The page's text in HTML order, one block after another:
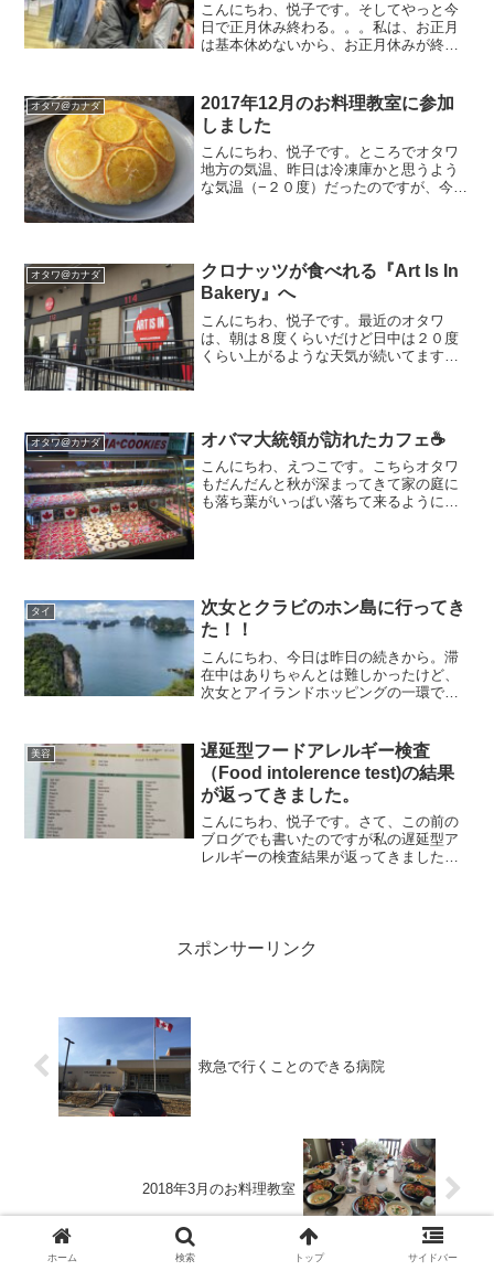
こんにちわ、悦子です。そしてやっと今
日で正月休み終わる。。。私は、お正月
は基本休めないから、お正月休みが終わ
好き。ありちゃんも学校が好きとはい
え、毎日６時起きの生活はや...
オタワ@カナダ
2017年12月のお料理教室に参加
しました
こんにちわ、悦子です。ところでオタワ
地方の気温、昨日は冷凍庫かと思うよう
な気温（−２０度）だったのですが、今日
いいんだけど何日もこう...
オタワ@カナダ
クロナッツが食べれる『Art Is In
Bakery』へ
こんにちわ、悦子です。最近のオタワ
は、朝は８度くらいだけど日中は２０度
くらい上がるような天気が続いてます。
オタワ@カナダ オバマ大統領が訪れたカフェ☕️
こんにちわ、えつこです。こちらオタワ
もだんだんと秋が深まってきて家の庭に
も落ち葉がいっぱい落ちて来るようにな
タイ
次女とクラビのホン島に行ってき
た！！
こんにちわ、今日は昨日の続きから。滞
在中はありちゃんとは難しかったけど、
次女とアイランドホッピングの一環で、
００バーツ（約８０００円）で予約、ホ
ン島行きの...
美容
遅延型フードアレルギー検査
（Food intolerence test)の結果
が返ってきました。
こんにちわ、悦子です。さて、この前の
ブログでも書いたのですが私の遅延型ア
レルギーの検査結果が返ってきましたが
スポンサーリンク
救急で行くことのできる病院
2018年3月のお料理教室
ホーム 検索 トップ サイドバー